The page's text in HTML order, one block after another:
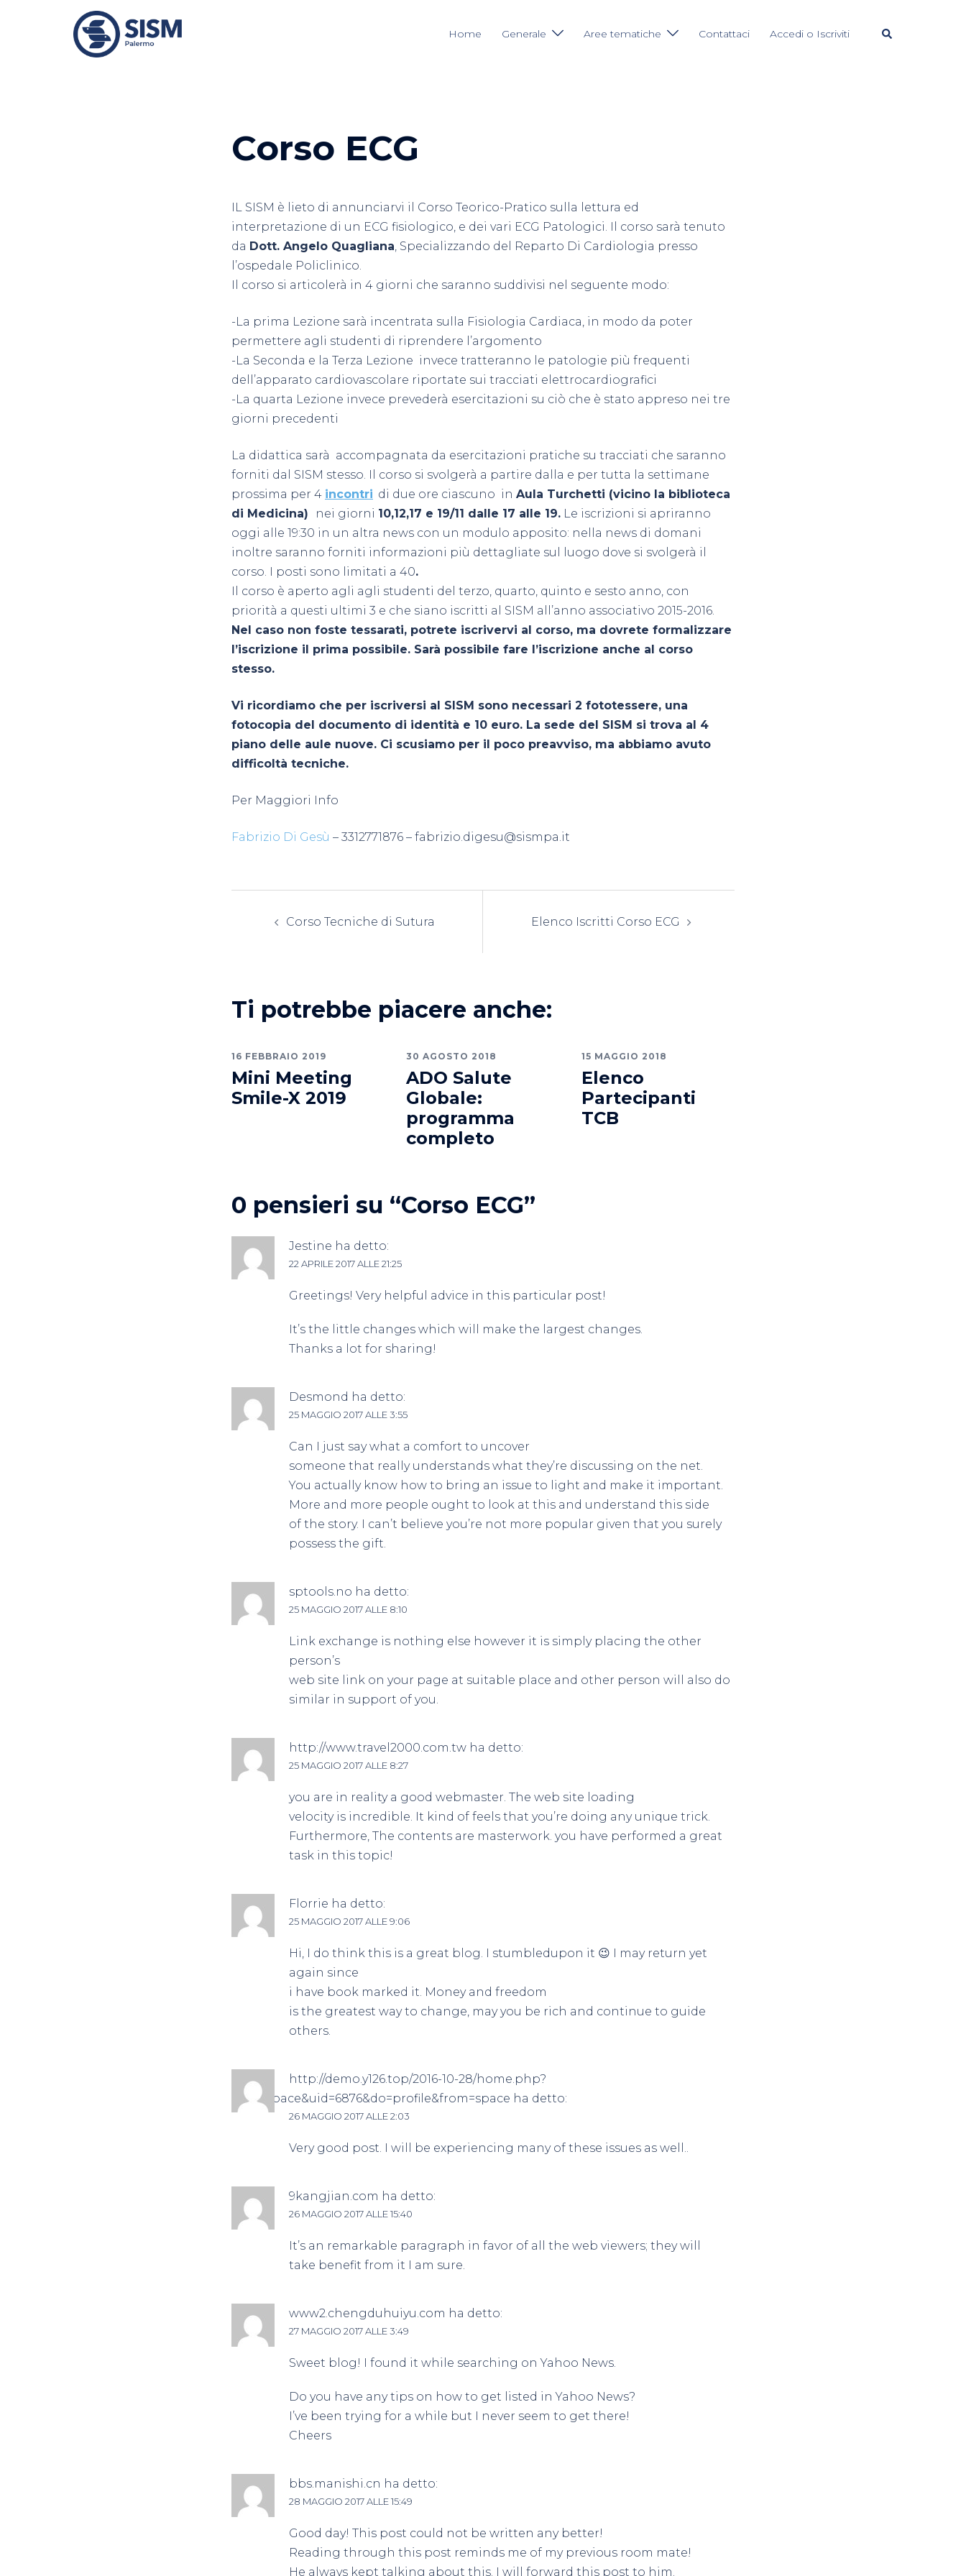
Home Generale Aree tematiche Contattaci Accedi o Iscriviti Cerca
Corso ECG
IL SISM è lieto di annunciarvi il Corso Teorico-Pratico sulla lettura ed
interpretazione di un ECG fisiologico, e dei vari ECG Patologici. Il corso sarà tenuto
da Dott. Angelo Quagliana, Specializzando del Reparto Di Cardiologia presso
l’ospedale Policlinico.
Il corso si articolerà in 4 giorni che saranno suddivisi nel seguente modo:
-La prima Lezione sarà incentrata sulla Fisiologia Cardiaca, in modo da poter
permettere agli studenti di riprendere l’argomento
-La Seconda e la Terza Lezione invece tratteranno le patologie più frequenti
dell’apparato cardiovascolare riportate sui tracciati elettrocardiografici
-La quarta Lezione invece prevederà esercitazioni su ciò che è stato appreso nei tre
giorni precedenti
La didattica sarà accompagnata da esercitazioni pratiche su tracciati che saranno
forniti dal SISM stesso. Il corso si svolgerà a partire dalla e per tutta la settimane
prossima per 4 incontri di due ore ciascuno in Aula Turchetti (vicino la biblioteca
di Medicina)
nei giorni 10,12,17 e 19/11 dalle 17 alle 19. Le iscrizioni si apriranno
oggi alle 19:30 in un altra news con un modulo apposito: nella news di domani
inoltre saranno forniti informazioni più dettagliate sul luogo dove si svolgerà il
corso. I posti sono limitati a 40.
Il corso è aperto agli agli studenti del terzo, quarto, quinto e sesto anno, con
priorità a questi ultimi 3 e che siano iscritti al SISM all’anno associativo 2015-2016.
Nel caso non foste tessarati, potrete iscrivervi al corso, ma dovrete formalizzare
l’iscrizione il prima possibile. Sarà possibile fare l’iscrizione anche al corso
stesso.
Vi ricordiamo che per iscriversi al SISM sono necessari 2 fototessere, una
fotocopia del documento di identità e 10 euro. La sede del SISM si trova al 4
piano delle aule nuove. Ci scusiamo per il poco preavviso, ma abbiamo avuto
difficoltà tecniche.
Per Maggiori Info
Fabrizio Di Gesù – 3312771876 – fabrizio.digesu@sismpa.it
Navigazione
Corso Tecniche di Sutura Elenco Iscritti Corso ECG
Ti potrebbe piacere anche:
16 FEBBRAIO 2019
Mini Meeting
Smile-X 2019
30 AGOSTO 2018
ADO Salute
Globale:
programma
completo
15 MAGGIO 2018
Elenco
Partecipanti
TCB
0 pensieri su “Corso ECG”
Jestine ha detto:
22 APRILE 2017 ALLE 21:25
Greetings! Very helpful advice in this particular post!
It’s the little changes which will make the largest changes.
Thanks a lot for sharing!
Desmond ha detto:
25 MAGGIO 2017 ALLE 3:55
Can I just say what a comfort to uncover
someone that really understands what they’re discussing on the net.
You actually know how to bring an issue to light and make it important.
More and more people ought to look at this and understand this side
of the story. I can’t believe you’re not more popular given that you surely
possess the gift.
sptools.no ha detto:
25 MAGGIO 2017 ALLE 8:10
Link exchange is nothing else however it is simply placing the other
person’s
web site link on your page at suitable place and other person will also do
similar in support of you.
http://www.travel2000.com.tw ha detto:
25 MAGGIO 2017 ALLE 8:27
you are in reality a good webmaster. The web site loading
velocity is incredible. It kind of feels that you’re doing any unique trick.
Furthermore, The contents are masterwork. you have performed a great
task in this topic!
Florrie ha detto:
25 MAGGIO 2017 ALLE 9:06
Hi, I do think this is a great blog. I stumbledupon it 😉 I may return yet
again since
i have book marked it. Money and freedom
is the greatest way to change, may you be rich and continue to guide
others.
http://demo.y126.top/2016-10-28/home.php?
mod=space&uid=6876&do=profile&from=space ha detto:
26 MAGGIO 2017 ALLE 2:03
Very good post. I will be experiencing many of these issues as well..
9kangjian.com ha detto:
26 MAGGIO 2017 ALLE 15:40
It’s an remarkable paragraph in favor of all the web viewers; they will
take benefit from it I am sure.
www2.chengduhuiyu.com ha detto:
27 MAGGIO 2017 ALLE 3:49
Sweet blog! I found it while searching on Yahoo News.
Do you have any tips on how to get listed in Yahoo News?
I’ve been trying for a while but I never seem to get there!
Cheers
bbs.manishi.cn ha detto:
28 MAGGIO 2017 ALLE 15:49
Good day! This post could not be written any better!
Reading through this post reminds me of my previous room mate!
He always kept talking about this. I will forward this post to him.